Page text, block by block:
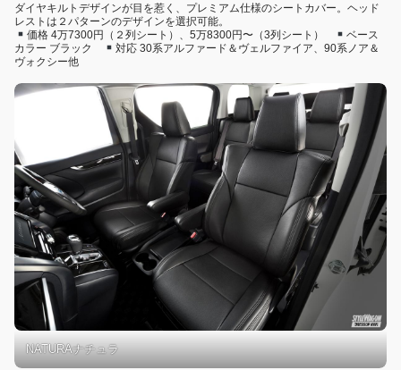
ダイヤキルトデザインが目を惹く、プレミアム仕様のシートカバー。ヘッド
レストは２パターンのデザインを選択可能。
価格 4万7300円（２列シート）、5万8300円〜（3列シート）
ベース
カラー ブラック
対応 30系アルファード＆ヴェルファイア、90系ノア＆
ヴォクシー他
NATURAナチュラ